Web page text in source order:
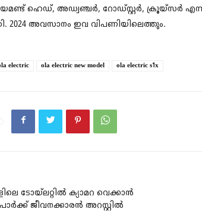
ഹെഡ്, അഡ്വഞ്ചര്‍, റോഡ്സ്റ്റര്‍, ക്രൂയ്‌സര്‍
2024 അവസാനം ഇവ വിപണിയിലെത്തും.
electric ola electric new model ola electric s1x
ടോയ്ലറ്റിൽ ക്യാമറ വെക്കാൻ
ജീവനക്കാരൻ അറസ്റ്റിൽ